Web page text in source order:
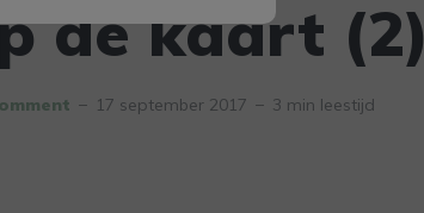
de kaart (2)
17 september 2017 3 min leestijd